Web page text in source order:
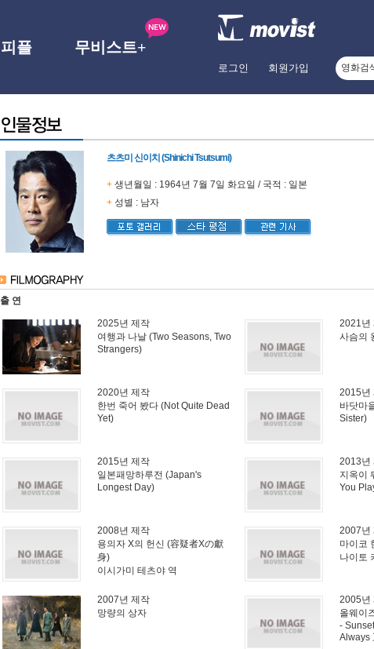
피플 무비스트+
로그인 회원가입 영화검
츠츠미 신이치 (Shinichi Tsutsumi)
+생년월일 : 1964년 7월 7일 화요일 / 국적 : 일본
+성별 : 남자
출 연
2025년 제작
여행과 나날 (Two Seasons, Two
Strangers)
2021년
사슴의
2020년 제작
한번 죽어 봤다 (Not Quite Dead
Yet)
2015년
바닷마
Sister)
2015년 제작
일본패망하루전 (Japan's
Longest Day)
2013년
지옥이
You
2008년 제작
용의자 X의 헌신 (容疑者Xの獻
身)
이시가미 테츠야 역
2007년
마이코
나이토
2007년 제작
망량의 상자
2005년
올웨이
-
Always